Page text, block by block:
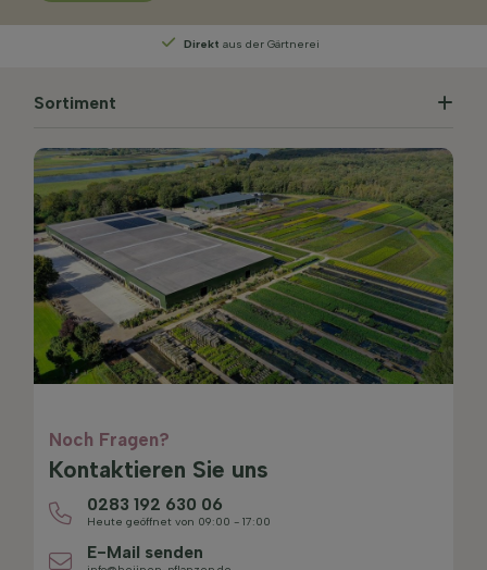
Persönliche Beratungvon unseren Experten
Sortiment
Noch Fragen?
Kontaktieren Sie uns
0283 192 630 06
Heute geöffnet von 09:00 - 17:00
E-Mail senden